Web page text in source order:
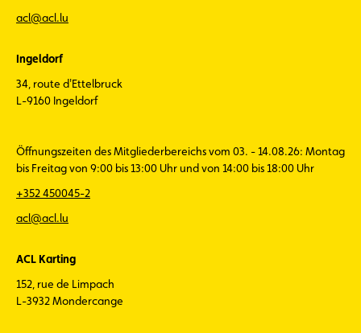
acl@acl.lu
Ingeldorf
34, route d'Ettelbruck
L-9160 Ingeldorf
Öffnungszeiten des Mitgliederbereichs vom 03. - 14.08.26: Montag
bis Freitag von 9:00 bis 13:00 Uhr und von 14:00 bis 18:00 Uhr
+352 450045-2
acl@acl.lu
ACL Karting
152, rue de Limpach
L-3932 Mondercange